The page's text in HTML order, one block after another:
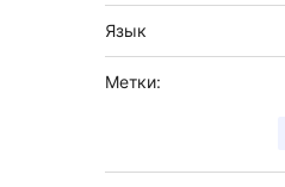
Язык
Метки: